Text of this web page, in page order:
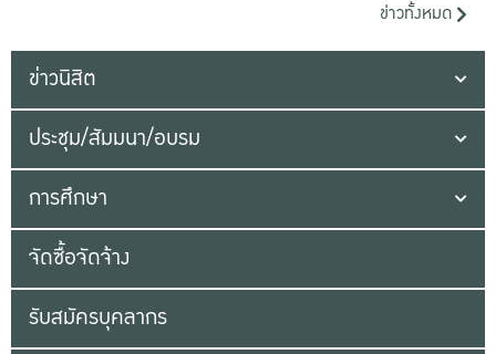
ข่าวทั้งหมด
ข่าวนิสิต
ประชุม/สัมมนา/อบรม
การศึกษา
จัดซื้อจัดจ้าง
รับสมัครบุคลากร